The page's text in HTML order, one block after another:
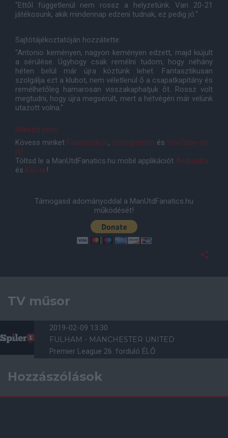
"Ettől függetlenül nem rossz a helyzetünk. Van 20-21
játékosunk, akik mindennap edzeni tudnak, ez pedig jó."
Sajtótájékoztatóján hozzátette:
"Antonio keményen, nagyon keményen edzett, majd kiújult
a sérülése. Úgyhogy csak remélni tudom, hogy néhány
héten belül már újra köztünk lehet. Fantasztikusan
szolgálja ezt a klubot, nem véletlenül ő a csapatkapitány és
remélhetőleg hamarosan visszakaphatjuk őt. Rossz volt
megtudni, hogy újra megsérült, mert a hétvégén már velünk
utazott volna."
Manutd.com
Kövess minket Facebookon, Instagramon és YouTube-on
is!
Töltsd le a ManUtdFanatics.hu mobil applikációt Androidra
és iOS-re!
Támogasd adományoddal a ManUtdFanatics.hu
működését!
TV műsor
2019-02-09 13:30
FULHAM - MANCHESTER UNITED
Premier League 26. forduló ÉLŐ
Hozzászólások